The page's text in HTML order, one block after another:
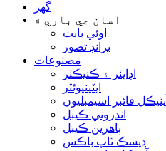
گھر
اسان جي باري ۾
اوئي بابت
برانڊ تصور
مصنوعات
اڊاپٽر ۽ ڪنيڪٽر
ايٽينيوئٽر
آپٽيڪل فائبر اسيمبليون
اندروني ڪيبل
ٻاهرين ڪيبل
ڊيسڪ ٽاپ باڪس